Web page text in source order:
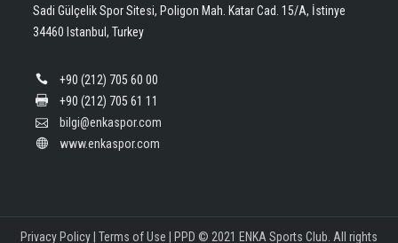
Avrupa
Sadi Gülçelik Spor Sitesi, Poligon Mah. Katar Cad. 15/A, İstinye
34460 Istanbul, Turkey
+90 (212) 705 60 00
+90 (212) 705 61 11
bilgi@enkaspor.com
www.enkaspor.com
Privacy Policy| Terms of Use | PPD © 2021 ENKA Sports Club. All rights